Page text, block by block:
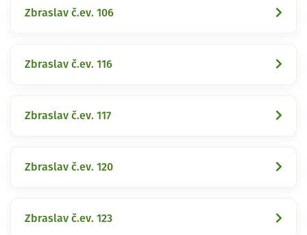
Zbraslav č.ev. 106
Zbraslav č.ev. 116
Zbraslav č.ev. 117
Zbraslav č.ev. 120
Zbraslav č.ev. 123